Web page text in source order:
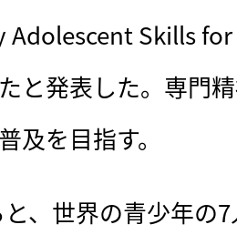
Adolescent Skills
と発表した。専門
及を目指す。
、 世界の青少年の